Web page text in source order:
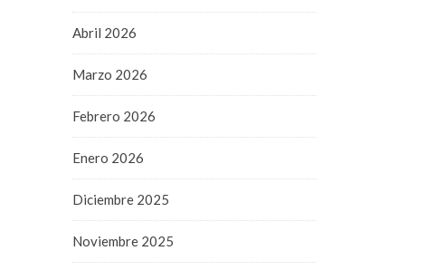
Abril 2026
Marzo 2026
Febrero 2026
Enero 2026
Diciembre 2025
Noviembre 2025